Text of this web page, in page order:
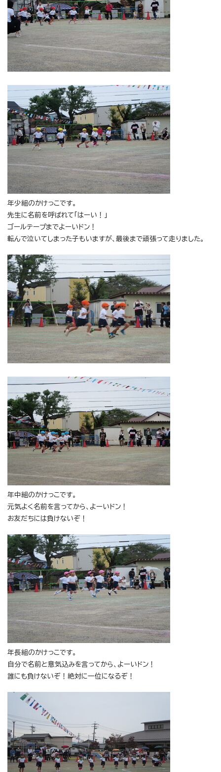
年少組のかけっこです。
先生に名前を呼ばれて「はーい！」
ゴールテープまでよーいドン！
転んで泣いてしまった子もいますが、最後まで頑張って走りました。
年中組のかけっこです。
元気よく名前を言ってから、よーいドン！
お友だちには負けないぞ！
年長組のかけっこです。
自分で名前と意気込みを言ってから、よーいドン！
誰にも負けないぞ！絶対に一位になるぞ！